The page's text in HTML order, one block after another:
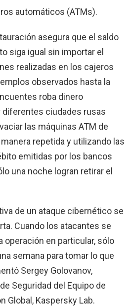
automáticos (ATMs).
asegura que el saldo
siga igual sin importar el
realizadas en los cajeros
observados hasta la
roba dinero
diferentes ciudades rusas
las máquinas ATM de
repetida y utilizando las
emitidas por los bancos
una noche logran retirar el
de un ataque cibernético se
Cuando los atacantes se
operación en particular, sólo
semana para tomar lo que
Sergey Golovanov,
Seguridad del Equipo de
Global, Kaspersky Lab.